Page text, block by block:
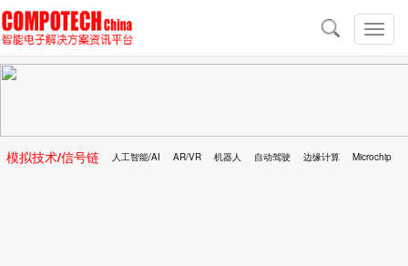
切
换
导
导
航
模拟技术/信号链 人工智能/AI AR/VR 机器人 自动驾驶 边缘计算 Microchip